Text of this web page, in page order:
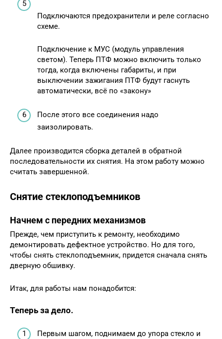
Подключаются предохранители и реле согласно
схеме.
Подключение к МУС (модуль управления
светом). Теперь ПТФ можно включить только
тогда, когда включены габариты, и при
выключении зажигания ПТФ будут гаснуть
автоматически, всё по «закону»
После этого все соединения надо
заизолировать.
Далее производится сборка деталей в обратной
последовательности их снятия. На этом работу можно
считать завершенной.
Снятие стеклоподъемников
Начнем с передних механизмов
Прежде, чем приступить к ремонту, необходимо
демонтировать дефектное устройство. Но для того,
чтобы снять стеклоподъемник, придется сначала снять
дверную обшивку.
Итак, для работы нам понадобится:
Теперь за дело.
Первым шагом, поднимаем до упора стекло и